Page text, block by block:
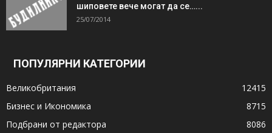
шиповете вече могат да се…...
25/07/2014
ПОПУЛЯРНИ КАТЕГОРИИ
Великобритания
12415
Бизнес и Икономика
8715
Подбрани от редактора
8086